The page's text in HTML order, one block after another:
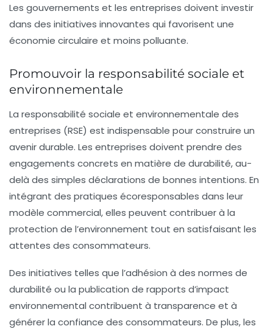
Les gouvernements et les entreprises doivent investir
dans des initiatives innovantes qui favorisent une
économie circulaire et moins polluante.
Promouvoir la responsabilité sociale et
environnementale
La responsabilité sociale et environnementale des
entreprises (RSE) est indispensable pour construire un
avenir durable. Les entreprises doivent prendre des
engagements concrets en matière de durabilité, au-
delà des simples déclarations de bonnes intentions. En
intégrant des pratiques écoresponsables dans leur
modèle commercial, elles peuvent contribuer à la
protection de l’environnement tout en satisfaisant les
attentes des consommateurs.
Des initiatives telles que l’adhésion à des normes de
durabilité ou la publication de rapports d’impact
environnemental contribuent à transparence et à
générer la confiance des consommateurs. De plus, les